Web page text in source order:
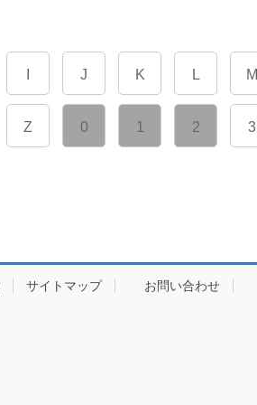
J K L M
Z 0 1 2 3
サイトマップ お問い合わせ